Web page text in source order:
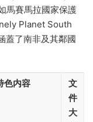
馬賽馬拉國家保護
Planet South
了南非及其鄰國
色内容
文
件
大